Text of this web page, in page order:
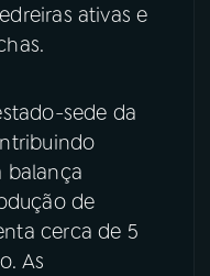
ativas e
sede da
balança
de
cerca de 5
As